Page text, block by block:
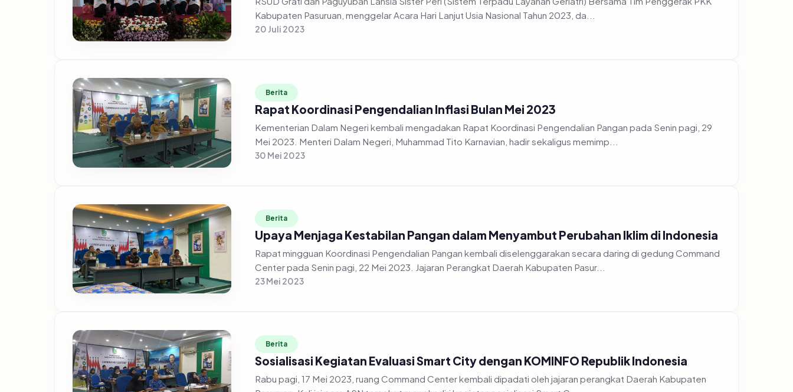
Kabupaten Pasuruan, menggelar Acara Hari Lanjut Usia Nasional Tahun 2023, da...
20 Juli 2023
Berita
Rapat Koordinasi Pengendalian Inflasi Bulan Mei 2023
Kementerian Dalam Negeri kembali mengadakan Rapat Koordinasi Pengendalian Pangan pada Senin pagi, 29
Mei 2023. Menteri Dalam Negeri, Muhammad Tito Karnavian, hadir sekaligus memimp...
30 Mei 2023
Berita
Upaya Menjaga Kestabilan Pangan dalam Menyambut Perubahan Iklim di Indonesia
Rapat mingguan Koordinasi Pengendalian Pangan kembali diselenggarakan secara daring di gedung Command
Center pada Senin pagi, 22 Mei 2023. Jajaran Perangkat Daerah Kabupaten Pasur...
23 Mei 2023
Berita
Sosialisasi Kegiatan Evaluasi Smart City dengan KOMINFO Republik Indonesia
Rabu pagi, 17 Mei 2023, ruang Command Center kembali dipadati oleh jajaran perangkat Daerah Kabupaten